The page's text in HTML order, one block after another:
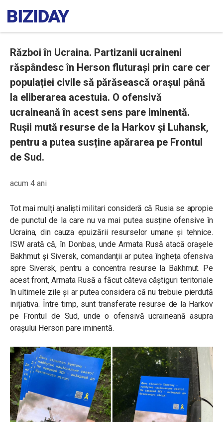
Război în Ucraina. Partizanii ucraineni
răspândesc în Herson fluturași prin care cer
populației civile să părăsească orașul până
la eliberarea acestuia. O ofensivă
ucraineană în acest sens pare iminentă.
Rușii mută resurse de la Harkov și Luhansk,
pentru a putea susține apărarea pe Frontul
de Sud.
acum 4 ani
Tot mai mulți analiști militari consideră că Rusia se apropie
de punctul de la care nu va mai putea susține ofensive în
Ucraina, din cauza epuizării resurselor umane și tehnice.
ISW arată că, în Donbas, unde Armata Rusă atacă orașele
Bakhmut și Siversk, comandanții ar putea îngheța ofensiva
spre Siversk, pentru a concentra resurse la Bakhmut. Pe
acest front, Armata Rusă a făcut câteva câștiguri teritoriale
în ultimele zile și ar putea considera că nu trebuie pierdută
inițiativa. Între timp, sunt transferate resurse de la Harkov
pe Frontul de Sud, unde o ofensivă ucraineană asupra
orașului Herson pare iminentă.